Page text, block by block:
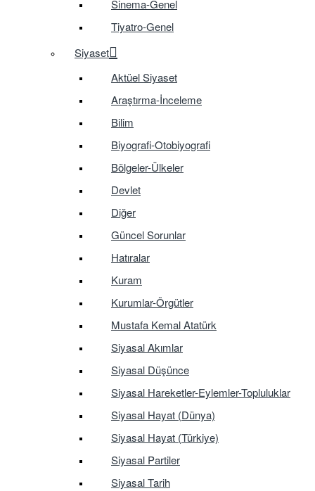
Sinema-Genel
Tiyatro-Genel
Siyaset
Aktüel Siyaset
Araştırma-İnceleme
Bilim
Biyografi-Otobiyografi
Bölgeler-Ülkeler
Devlet
Diğer
Güncel Sorunlar
Hatıralar
Kuram
Kurumlar-Örgütler
Mustafa Kemal Atatürk
Siyasal Akımlar
Siyasal Düşünce
Siyasal Hareketler-Eylemler-Topluluklar
Siyasal Hayat (Dünya)
Siyasal Hayat (Türkiye)
Siyasal Partiler
Siyasal Tarih